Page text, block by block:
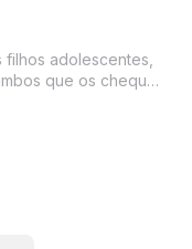
filhos adolescentes,
que os cheques